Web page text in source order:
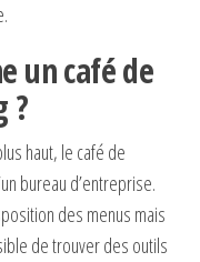
un café de
?
haut, le café de
bureau d’entreprise.
des menus mais
de trouver des outils